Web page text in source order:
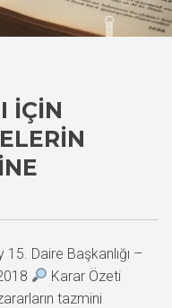
İÇIN
15. Daire Başkanlığı –
Karar Özeti
tazmini